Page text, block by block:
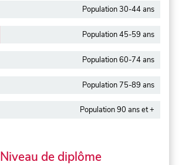
Population 30-44 ans
Population 45-59 ans
Population 60-74 ans
Population 75-89 ans
Population 90 ans et +
Niveau de diplôme